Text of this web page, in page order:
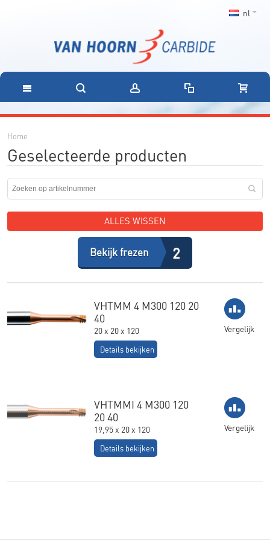
nl
Home
Geselecteerde producten
ALLES WISSEN
Bekijk frezen 2
VHTMM 4 M300 120 20
40
20 x 20 x 120
Details bekijken
Vergelijk
VHTMMI 4 M300 120
20 40
19,95 x 20 x 120
Details bekijken
Vergelijk